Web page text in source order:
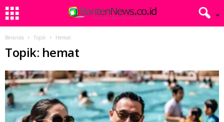
Beranda Topik Hemat
Topik: hemat